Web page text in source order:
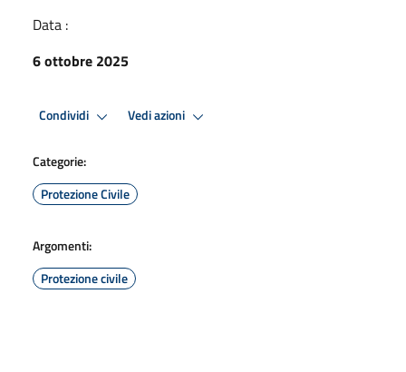
Data :
6 ottobre 2025
Condividi Vedi azioni
Categorie:
Protezione Civile
Argomenti:
Protezione civile